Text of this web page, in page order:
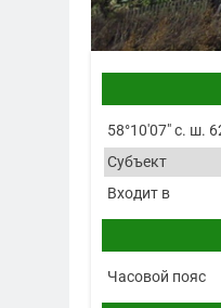
58°10′07″ с. ш.
Субъект
Входит в
Часовой пояс